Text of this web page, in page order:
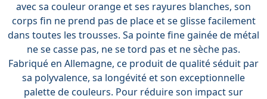
avec sa couleur orange et ses rayures blanches, son
corps fin ne prend pas de place et se glisse facilement
dans toutes les trousses. Sa pointe fine gainée de métal
ne se casse pas, ne se tord pas et ne sèche pas.
Fabriqué en Allemagne, ce produit de qualité séduit par
sa polyvalence, sa longévité et son exceptionnelle
palette de couleurs. Pour réduire son impact sur